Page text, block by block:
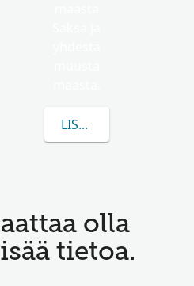
LISÄÄ TIETOA
olla
tietoa.